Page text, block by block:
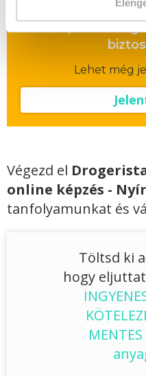
A csoport a
Lehet még
Végezd el
online képzés -
tanfolyamunkat és
Töltsd ki
hogy